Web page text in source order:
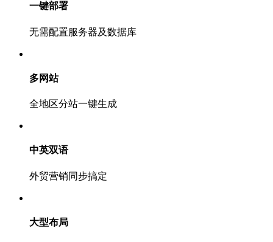
一键部署
无需配置服务器及数据库
多网站
全地区分站一键生成
中英双语
外贸营销同步搞定
大型布局